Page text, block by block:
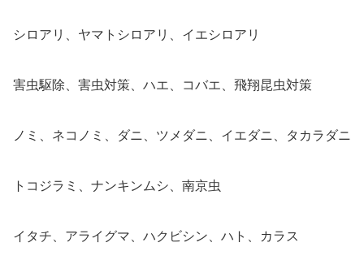
シロアリ、ヤマトシロアリ、イエシロアリ
害虫駆除、害虫対策、ハエ、コバエ、飛翔昆虫対策
ノミ、ネコノミ、ダニ、ツメダニ、イエダニ、タカラダニ
トコジラミ、ナンキンムシ、南京虫
イタチ、アライグマ、ハクビシン、ハト、カラス